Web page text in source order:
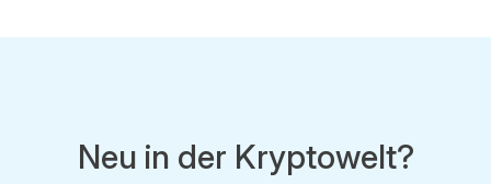
Neu in der Kryptowelt?